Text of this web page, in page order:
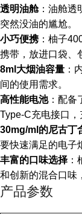
透明油舱：油舱透
突然没油的尴尬。
小巧便携：柚子
携带，放进口袋、
8ml大烟油容量 ：
间的使用需求。
高性能电池：配备
Type-C充电接口，
30mg/ml的尼古丁
要快速满足的电子
丰富的口味选择
和创新的混合口味
产品参数